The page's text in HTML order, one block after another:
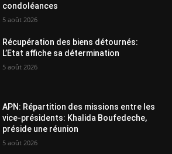
condoléances
5 août 2026
Récupération des biens détournés:
L’Etat affiche sa détermination
5 août 2026
APN: Répartition des missions entre les
vice-présidents: Khalida Boufedeche,
préside une réunion
5 août 2026